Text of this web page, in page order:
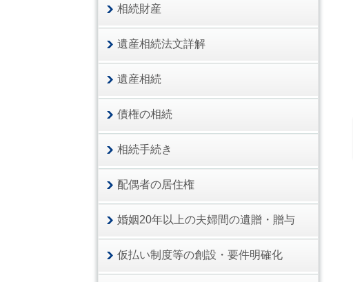
相続財産
遺産相続法文詳解
遺産相続
債権の相続
相続手続き
配偶者の居住権
婚姻20年以上の夫婦間の遺贈・贈与
仮払い制度等の創設・要件明確化